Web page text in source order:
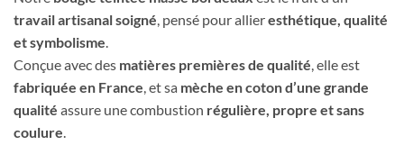
travail artisanal soigné, pensé pour allieresthétique, qualité
et symbolisme.
Conçue avec des matières premières de qualité, elle est
fabriquée en France, et sa mèche en coton d’une grande
qualité assure une combustion régulière, propre et sans
coulure.